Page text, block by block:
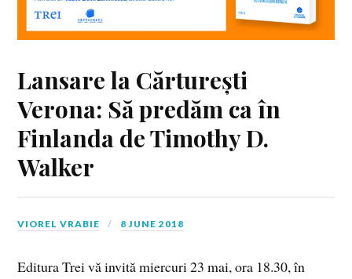
Lansare la Cărturești
Verona: Să predăm ca în
Finlanda de Timothy D.
Walker
VIOREL VRABIE 8 JUNE 2018
Editura Trei vă invită miercuri 23 mai, ora 18.30, în